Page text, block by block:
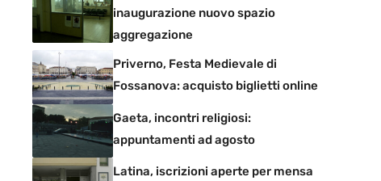
inaugurazione nuovo spazio
aggregazione
Priverno, Festa Medievale di
Fossanova: acquisto biglietti online
Gaeta, incontri religiosi:
appuntamenti ad agosto
Latina, iscrizioni aperte per mensa